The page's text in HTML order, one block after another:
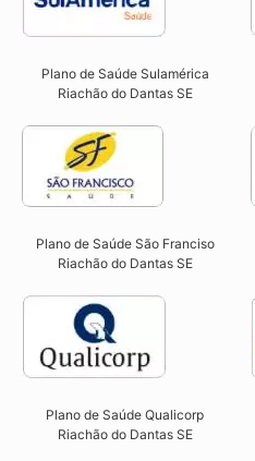
Plano de Saúde Sulamérica
Riachão do Dantas SE
Plano de Saúde São Franciso
Riachão do Dantas SE​
Plano de Saúde Qualicorp
Riachão do Dantas SE​